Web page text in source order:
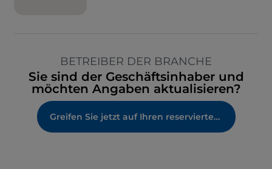
BETREIBER DER BRANCHE
Sie sind der Geschäftsinhaber und
möchten Angaben aktualisieren?
Greifen Sie jetzt auf Ihren reservierten Bereich zu